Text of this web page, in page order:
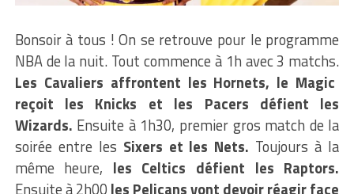
Bonsoir à tous ! On se retrouve pour le programme
NBA de la nuit. Tout commence à 1h avec 3 matchs.
Les Cavaliers affrontent les Hornets, le Magic
reçoit les Knicks et les Pacers défient les
Wizards. Ensuite à 1h30, premier gros match de la
soirée entre les Sixers et les Nets. Toujours à la
même heure, les Celtics défient les Raptors.
Ensuite à 2h00 les Pelicans vont devoir réagir face